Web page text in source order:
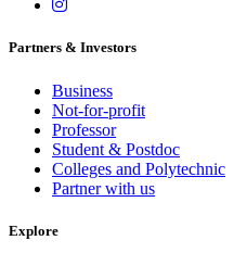
Partners & Investors
Business
Not-for-profit
Professor
Student & Postdoc
Colleges and Polytechnic
Partner with us
Explore